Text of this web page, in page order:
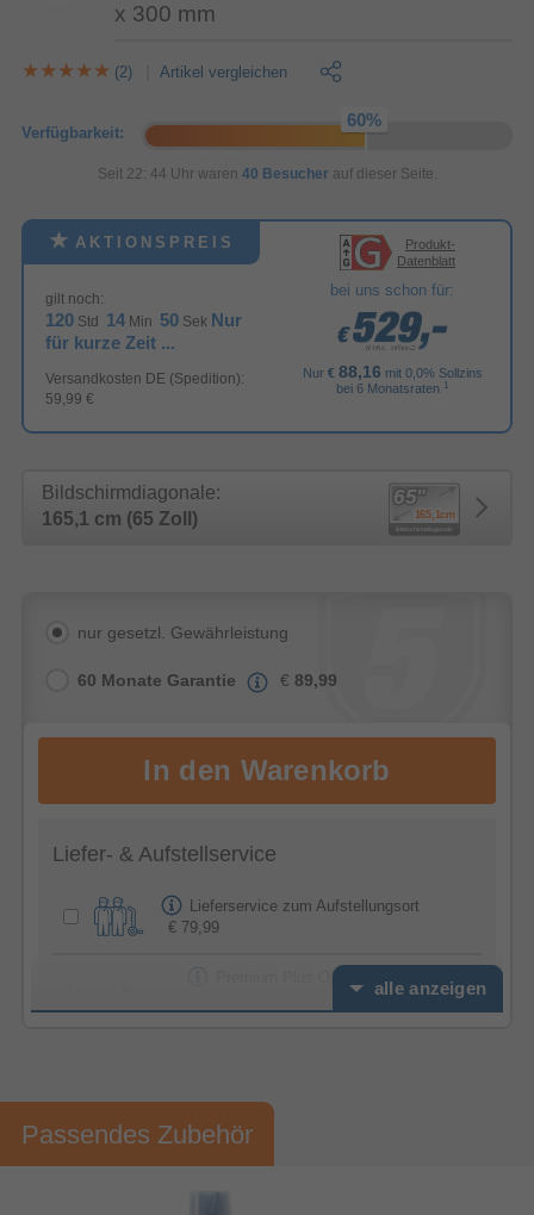
x 300 mm
(2) Artikel vergleichen
Verfügbarkeit:
Seit 22: 44 Uhr waren 40 Besucherauf dieser Seite.
AKTIONSPREIS
gilt noch:
120 Std 14 Min 49 Sek Nur
für kurze Zeit ...
Versandkosten DE (Spedition):
59,99 €
Produkt-
Datenblatt
bei uns schon für:
€529,-
€529,-
€529,-
inkl. MwSt.
Nur € 88,16 mit 0,0% Sollzins
bei 6 Monatsraten 1
Bildschirmdiagonale:
165,1 cm (65 Zoll)
nur gesetzl. Gewährleistung
60 Monate Garantie € 89,99
Liefer- & Aufstellservice
Lieferservice zum Aufstellungsort
€ 79,99
Premium Plus Option -
Installationspaket Premium (inkl.
alle anzeigen
Passendes Zubehör